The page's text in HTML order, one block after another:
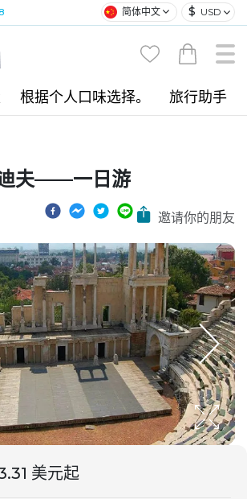
简体中文 $ USD
根据个人口味选择。 旅行助手
夫——一日游
邀请你的朋友
美元起